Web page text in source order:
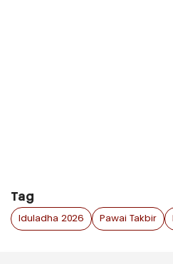
Tag
Iduladha 2026 Pawai Takbir